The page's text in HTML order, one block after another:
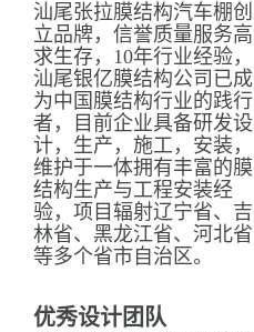
汕尾张拉膜结构汽车棚创
立品牌，信誉质量服务高
求生存，10年行业经验，
汕尾银亿膜结构公司已成
为中国膜结构行业的践行
者，目前企业具备研发设
计，生产，施工，安装，
维护于一体拥有丰富的膜
结构生产与工程安装经
验，项目辐射辽宁省、吉
林省、黑龙江省、河北省
等多个省市自治区。
优秀设计团队